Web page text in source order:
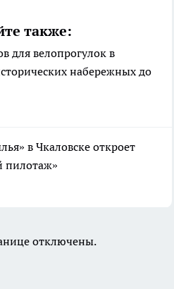
также:
для велопрогулок в
набережных до
в Чкаловске откроет
пилотаж»
отключены.